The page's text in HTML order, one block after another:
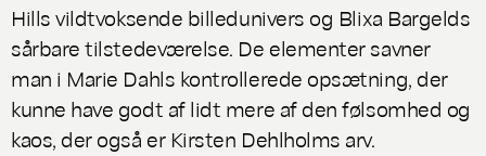
Hills vildtvoksende billedunivers og Blixa Bargelds
sårbare tilstedeværelse. De elementer savner
man i Marie Dahls kontrollerede opsætning, der
kunne have godt af lidt mere af den følsomhed og
kaos, der også er Kirsten Dehlholms arv.